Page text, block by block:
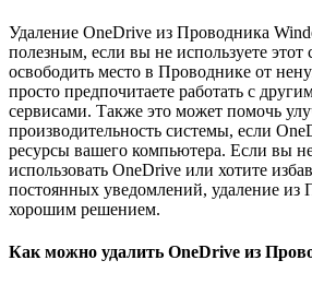
Удаление OneDrive из Проводника
полезным, если вы не используете этот
освободить место в Проводнике от
просто предпочитаете работать с
сервисами. Также это может помочь
производительность системы, если
ресурсы вашего компьютера. Если вы
использовать OneDrive или хотите
постоянных уведомлений, удаление из
хорошим решением.
Как можно удалить OneDrive из